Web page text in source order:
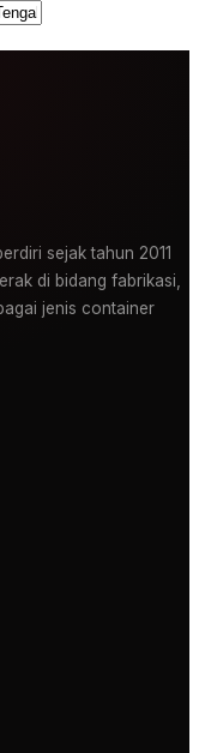
sejak tahun 2011
di bidang fabrikasi,
jenis container